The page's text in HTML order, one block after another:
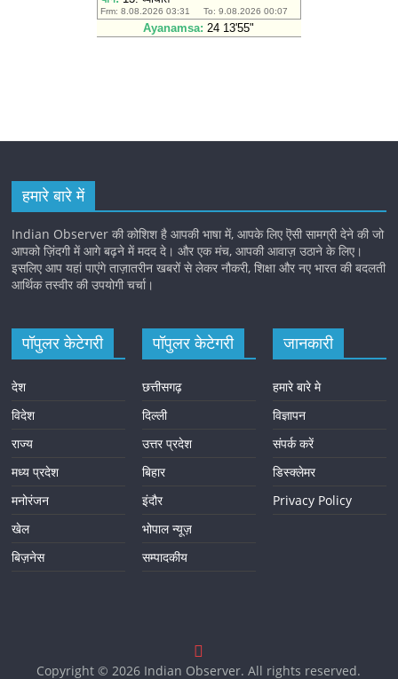
हमारे बारे में
Indian Observer की कोशिश है आपकी भाषा में, आपके लिए ऎसी सामग्री देने की जो
आपको ज़िंदगी में आगे बढ़ने में मदद दे। और एक मंच, आपकी आवाज़ उठाने के लिए।
इसलिए आप यहां पाएंगे ताज़ातरीन खबरों से लेकर नौकरी, शिक्षा और नए भारत की बदलती
आर्थिक तस्वीर की उपयोगी चर्चा।
पॉपुलर केटेगरी
देश
विदेश
राज्य
मध्य प्रदेश
मनोरंजन
खेल
बिज़नेस
पॉपुलर केटेगरी
छत्तीसगढ़
दिल्ली
उत्तर प्रदेश
बिहार
इंदौर
भोपाल न्यूज़
सम्पादकीय
जानकारी
हमारे बारे मे
विज्ञापन
संपर्क करें
डिस्क्लेमर
Privacy Policy
Copyright © 2026 Indian Observer. All rights reserved.